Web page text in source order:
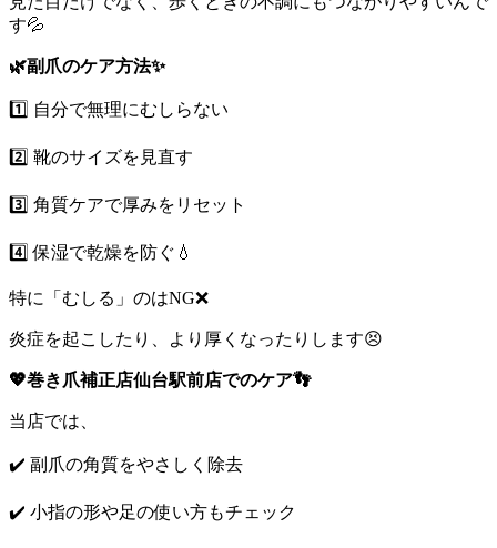
す💦
🌿副爪のケア方法✨
1️⃣ 自分で無理にむしらない
2️⃣ 靴のサイズを見直す
3️⃣ 角質ケアで厚みをリセット
4️⃣ 保湿で乾燥を防ぐ💧
特に「むしる」のはNG❌
炎症を起こしたり、より厚くなったりします😣
💖巻き爪補正店仙台駅前店でのケア👣
当店では、
✔️ 副爪の角質をやさしく除去
✔️ 小指の形や足の使い方もチェック